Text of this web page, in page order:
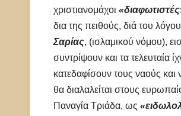
χριστιανομάχοι «διαφωτιστές
δια της πειθούς, διά του
Σαρίας, (ισλαμικού νόμου),
συντρίψουν και τα τελευταία
κατεδαφίσουν τους ναούς
θα διαλαλείται στους
Παναγία Τριάδα, ως